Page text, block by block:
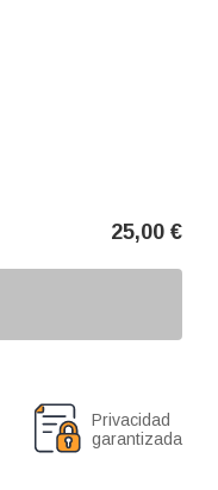
25,00 €
Privacidad
garantizada